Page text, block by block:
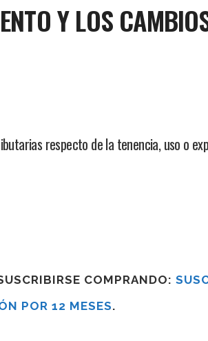
Y LOS
respecto de la tenencia, uso o
COMPRANDO:
POR 12 MESES.